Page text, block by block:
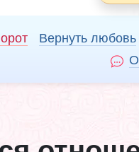
Вернуть любовь